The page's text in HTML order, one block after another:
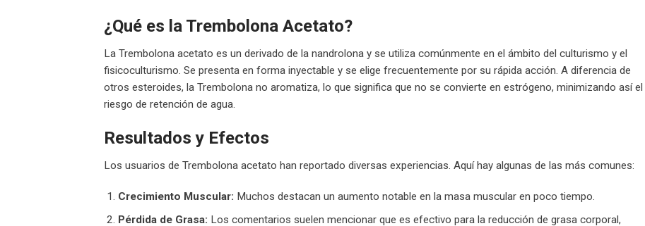
¿Qué es la Trembolona Acetato?
La Trembolona acetato es un derivado de la nandrolona y se utiliza comúnmente en el ámbito del culturismo y el
fisicoculturismo. Se presenta en forma inyectable y se elige frecuentemente por su rápida acción. A diferencia de
otros esteroides, la Trembolona no aromatiza, lo que significa que no se convierte en estrógeno, minimizando así el
riesgo de retención de agua.
Resultados y Efectos
Los usuarios de Trembolona acetato han reportado diversas experiencias. Aquí hay algunas de las más comunes:
Crecimiento Muscular: Muchos destacan un aumento notable en la masa muscular en poco tiempo.
Pérdida de Grasa: Los comentarios suelen mencionar que es efectivo para la reducción de grasa corporal,